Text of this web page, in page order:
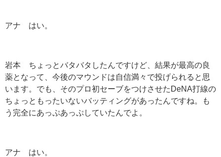
アナ はい。
岩本 ちょっとバタバタしたんですけど、結果が最高の良
薬となって、今後のマウンドは自信満々で投げられると思
います。でも、そのプロ初セーブをつけさせたDeNA打線の
ちょっともったいないバッティングがあったんですね。も
う完全にあっぷあっぷしていたんでよ。
アナ はい。